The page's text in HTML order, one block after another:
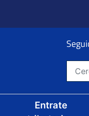
Cerca nel
Entrate